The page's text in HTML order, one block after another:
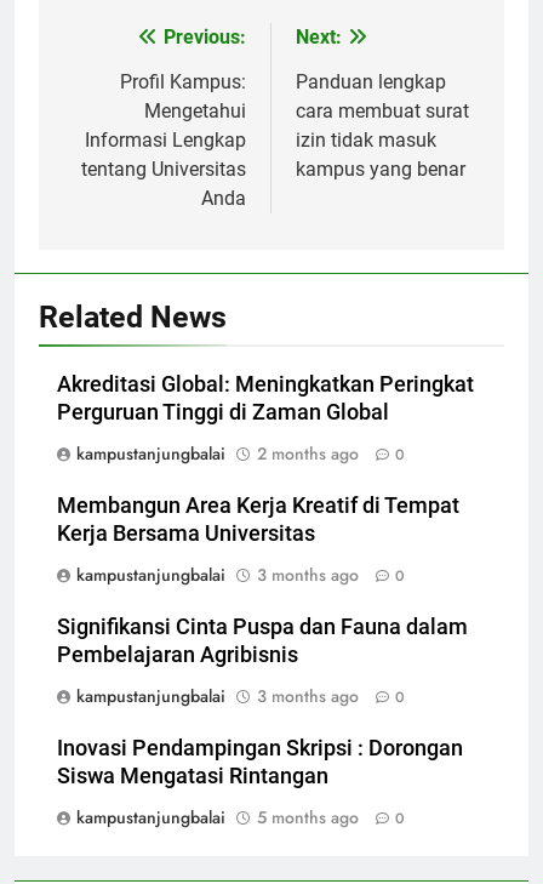
navigation
Previous:
Profil Kampus:
Mengetahui
Informasi Lengkap
tentang Universitas
Anda
Next:
Panduan lengkap
cara membuat surat
izin tidak masuk
kampus yang benar
Related News
Akreditasi Global: Meningkatkan Peringkat
Perguruan Tinggi di Zaman Global
kampustanjungbalai
2 months ago 0
Membangun Area Kerja Kreatif di Tempat
Kerja Bersama Universitas
kampustanjungbalai
3 months ago 0
Signifikansi Cinta Puspa dan Fauna dalam
Pembelajaran Agribisnis
kampustanjungbalai
3 months ago 0
Inovasi Pendampingan Skripsi : Dorongan
Siswa Mengatasi Rintangan
kampustanjungbalai
5 months ago 0